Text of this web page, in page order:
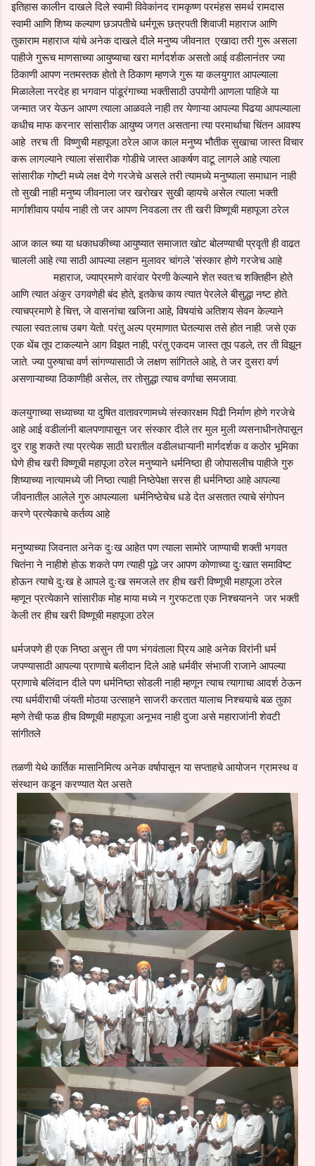
इतिहास कालीन दाखले दिले स्वामी विवेकांनद रामकृष्ण परमंहस समर्थ रामदास
स्वामी आणि शिष्य कल्याण छञपतीचे धर्मगूरू छत्रपती शिवाजी महाराज आणि
तुकाराम महाराज यांचे अनेक दाखले दीले मनुष्य जीवनात एखादा तरी गुरू असला
पाहीजे गुरूच माणसाच्या आयुष्याचा खरा मार्गदर्शक असतो आई वडीलानंतर ज्या
ठिकाणी आपण नतमस्तक होतो ते ठिकाण म्हणजे गुरू या कलयुगात आपल्याला
मिळालेला नरदेह हा भगवान पांडूरंगाच्या भक्तीसाठी उपयोगी आणला पाहिजे या
जन्मात जर येऊन आपण त्याला आळवले नाही तर येणाऱ्या आपल्या पिढया आपल्याला
कधीच माफ करनार सांसारीक आयुष्य जगत असताना त्या परमार्थाचा चिंतन आवश्य
आहे तरच ती विष्णुची महापूजा ठरेल आज काल मनुष्य भौतीक सुखाचा जास्त विचार
करू लागल्याने त्याला संसारीक गोडीचे जास्त आकर्षण वाटू लागले आहे त्याला
सांसारीक गोष्टी मध्ये लक्ष देणे गरजेचे असले तरी त्यामध्ये मनुष्याला समाधान नाही
तो सुखी नाही मनुष्य जीवनाला जर खरोखर सुखी व्हायचे असेल त्याला भक्ती
मार्गाशीवाय पर्याय नाही तो जर आपण निवडला तर ती खरी विष्णूची महापूजा ठरेल
आज काल च्या या धकाधकीच्या आयुष्यात समाजात खोट बोलण्याची प्रवृती ही वाढत
चालली आहे त्या साठी आपल्या लहान मुलावर चांगले 'संस्कार होणे गरजेच आहे
महाराज, ज्याप्रमाणे वारंवार पेरणी केल्याने शेत स्वत:च शक्तिहीन होते
आणि त्यात अंकुर उगवणेही बंद होते, इतकेच काय त्यात पेरलेले बीसुद्धा नष्ट होते.
त्याचप्रमाणे हे चित्त, जे वासनांचा खजिना आहे, विषयांचे अतिशय सेवन केल्याने
त्याला स्वत:लाच उबग येतो. परंतु अल्प प्रमाणात घेतल्यास तसे होत नाही. जसे एक
एक थेंब तूप टाकल्याने आग विझत नाही, परंतु एकदम जास्त तूप पडले, तर ती विझून
जाते. ज्या पुरुषाचा वर्ण सांगण्यासाठी जे लक्षण सांगितले आहे, ते जर दुसरा वर्ण
असणाऱ्याच्या ठिकाणीही असेल, तर तोसुद्धा त्याच वर्णाचा समजावा.
कलयुगाच्या सध्याच्या या दुषित वातावरणामध्ये संस्कारक्षम पिढी निर्माण होणे गरजेचे
आहे आई वडीलांनी बालपणापासून जर संस्कार दीले तर मुल मुली व्यसनाधीनतेपासून
दुर राहु शकते त्या प्रत्येक साठी घरातील वडीलधाऱ्यानी मार्गदर्शक व कठोर भूमिका
घेणे हीच खरी विष्णूची महापूजा ठरेल मनुष्याने धर्मनिष्ठा ही जोपासलीच पाहीजे गुरु
शिष्याच्या नात्यामध्ये जी निष्ठा त्याही निष्ठेपेक्षा सरस ही धर्मनिष्ठा आहे आपल्या
जीवनातील आलेले गुरु आपल्याला धर्मनिष्ठेचेच धडे देत असतात त्याचे संगोपन
करणे प्रत्येकाचे कर्तव्य आहे
मनुष्याच्या जिवनात अनेक दुःख आहेत पण त्याला सामोरे जाण्याची शक्ती भगवत
चितंना ने नाहीशे होऊ शकते पण त्याही पूढे जर आपण कोणाच्या दुःखात समाविष्ट
होऊन त्याचे दुःख हे आपले दुःख समजले तर हीच खरी विष्णूची महापूजा ठरेल
म्हणून प्रत्येकाने सांसारीक मोह माया मध्ये न गुरफटता एक निश्चयानने जर भक्ती
केली तर हीच खरी विष्णूची महापूजा ठरेल
धर्मजपणे ही एक निष्ठा असुन ती पण भंगवंताला प्रिय आहे अनेक विरांनी धर्म
जपण्यासाठी आपल्या प्राणाचे बलीदान दिले आहे धर्मवीर संभाजी राजाने आपल्या
प्राणाचे बलिंदान दीले पण धर्मनिष्ठा सोडली नाही म्हणून त्याच त्यागाचा आदर्श ठेऊन
त्या धर्मवीराची जंयती मोठया उत्साहने साजरी करतात यालाच निश्चयाचे बळ तुका
म्हणे तेची फळ हीच विष्णूची महापूजा अनूभव नाही दुजा असे महाराजांनी शेवटी
सांगीतले
तळणी येथे कार्तिक मासानिमित्य अनेक वर्षापासून या सप्ताहचे आयोजन ग्रामस्थ व
संस्थान कडून करण्यात येत असते